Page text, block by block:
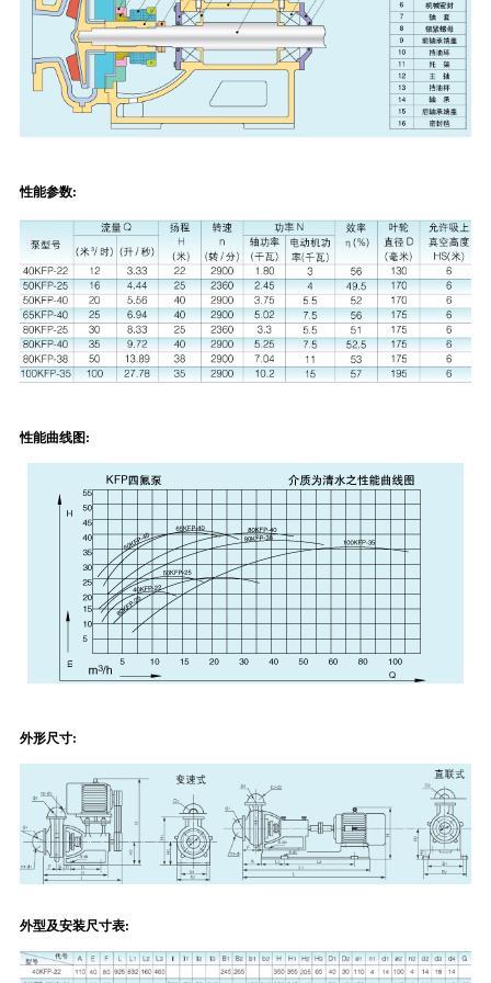
性能参数:
性能曲线图:
外形尺寸:
外型及安装尺寸表: